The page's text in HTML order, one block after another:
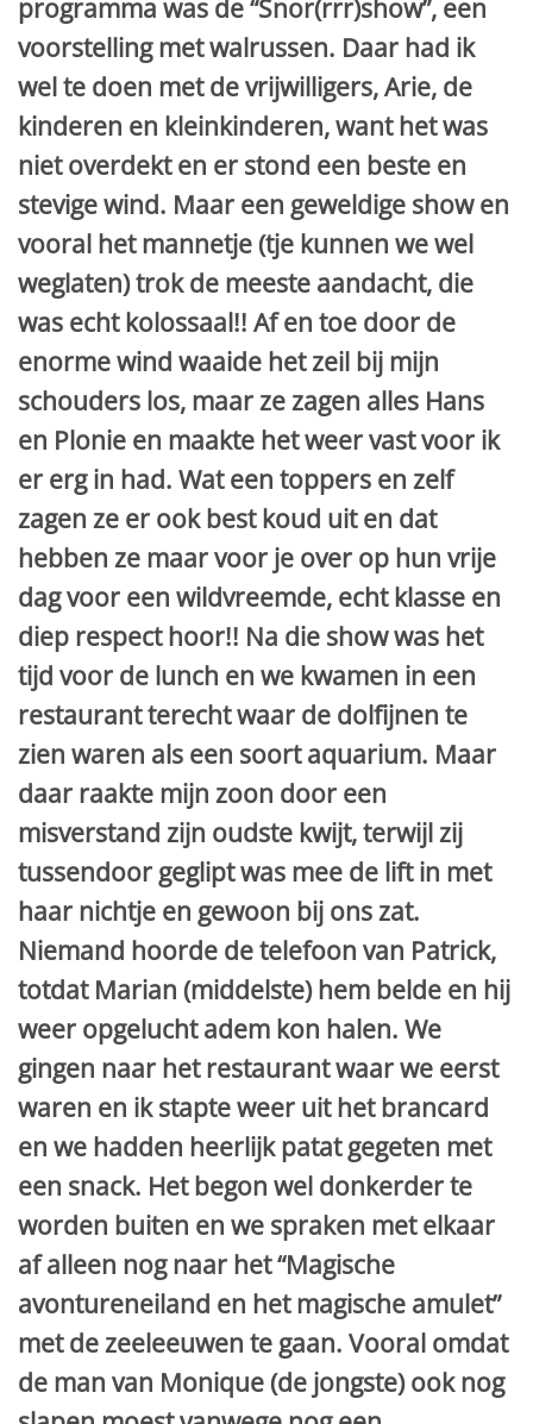
programma was de “Snor(rrr)show”, een
voorstelling met walrussen. Daar had ik
wel te doen met de vrijwilligers, Arie, de
kinderen en kleinkinderen, want het was
niet overdekt en er stond een beste en
stevige wind. Maar een geweldige show en
vooral het mannetje (tje kunnen we wel
weglaten) trok de meeste aandacht, die
was echt kolossaal!! Af en toe door de
enorme wind waaide het zeil bij mijn
schouders los, maar ze zagen alles Hans
en Plonie en maakte het weer vast voor ik
er erg in had. Wat een toppers en zelf
zagen ze er ook best koud uit en dat
hebben ze maar voor je over op hun vrije
dag voor een wildvreemde, echt klasse en
diep respect hoor!! Na die show was het
tijd voor de lunch en we kwamen in een
restaurant terecht waar de dolfijnen te
zien waren als een soort aquarium. Maar
daar raakte mijn zoon door een
misverstand zijn oudste kwijt, terwijl zij
tussendoor geglipt was mee de lift in met
haar nichtje en gewoon bij ons zat.
Niemand hoorde de telefoon van Patrick,
totdat Marian (middelste) hem belde en hij
weer opgelucht adem kon halen. We
gingen naar het restaurant waar we eerst
waren en ik stapte weer uit het brancard
en we hadden heerlijk patat gegeten met
een snack. Het begon wel donkerder te
worden buiten en we spraken met elkaar
af alleen nog naar het “Magische
avontureneiland en het magische amulet”
met de zeeleeuwen te gaan. Vooral omdat
de man van Monique (de jongste) ook nog